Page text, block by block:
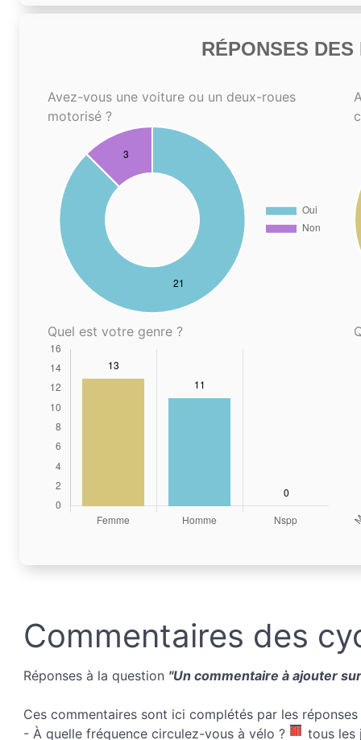
RÉPONSES
Avez-vous une voiture ou un deux-roues
motorisé ?
Quel est votre genre ?
Commentaires des
Réponses à la question "Un commentaire à ajouter
Ces commentaires sont ici complétés par les
- À quelle fréquence circulez-vous à vélo ?
tous les